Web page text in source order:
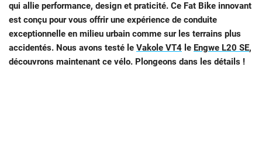
qui allie performance, design et praticité. Ce Fat Bike innovant
est conçu pour vous offrir une expérience de conduite
exceptionnelle en milieu urbain comme sur les terrains plus
accidentés. Nous avons testé le Vakole VT4 le Engwe L20 SE,
découvrons maintenant ce vélo. Plongeons dans les détails !